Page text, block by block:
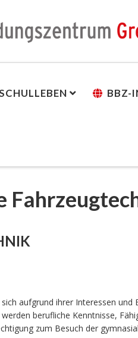
BBZ-
aufgrund ihrer Interessen
berufliche Kenntnisse,
zum Besuch der